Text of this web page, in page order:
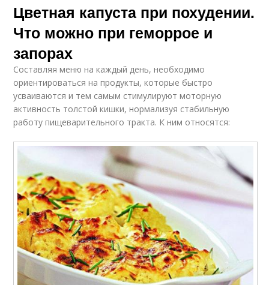
Цветная капуста при похудении.
Что можно при геморрое и
запорах
Составляя меню на каждый день, необходимо
ориентироваться на продукты, которые быстро
усваиваются и тем самым стимулируют моторную
активность толстой кишки, нормализуя стабильную
работу пищеварительного тракта. К ним относятся: